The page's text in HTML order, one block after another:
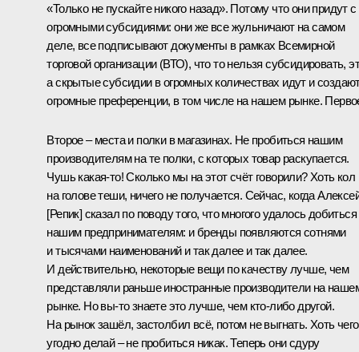
«Только не пускайте никого назад». Потому что они придут с
огромными субсидиями: они же все жульничают на самом
деле, все подписывают документы в рамках Всемирной
торговой организации (ВТО), что то нельзя субсидировать,
а скрытые субсидии в огромных количествах идут и
огромные преференции, в том числе на нашем рынке.
Второе – места и полки в магазинах. Не пробиться нашим
производителям на те полки, с которых товар раскупается.
Чушь какая-то! Сколько мы на этот счёт говорили? Хоть кол
на голове теши, ничего не получается. Сейчас, когда
[Репик] сказал по поводу того, что многого удалось добиться
нашим предпринимателям: и бренды появляются сотнями
и тысячами наименований и так далее и так далее.
И действительно, некоторые вещи по качеству лучше, чем
представляли раньше иностранные производители на
рынке. Но вы-то знаете это лучше, чем кто-либо другой.
На рынок зашёл, застолбил всё, потом не выгнать. Хоть чего
угодно делай – не пробиться никак. Теперь они сдуру